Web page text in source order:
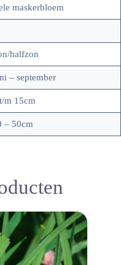
maskerbloem
halfzon
– september
m 15cm
– 50cm